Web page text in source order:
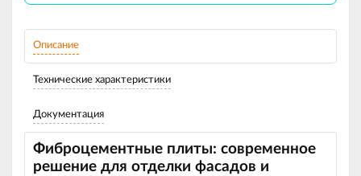
Описание
Технические характеристики
Документация
Фиброцементные плиты: современное
решение для отделки фасадов и